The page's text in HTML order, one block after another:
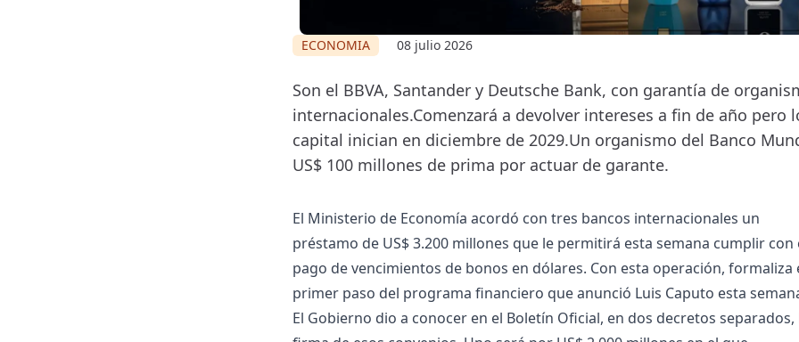
ECONOMIA 08 julio 2026
Son el BBVA, Santander y Deutsche Bank, con garantía de
internacionales.Comenzará a devolver intereses a fin de año pero
capital inician en diciembre de 2029.Un organismo del Banco
US$ 100 millones de prima por actuar de garante.
El Ministerio de Economía acordó con tres bancos internacionales un
préstamo de US$ 3.200 millones que le permitirá esta semana cumplir con
pago de vencimientos de bonos en dólares. Con esta operación, formaliza
primer paso del programa financiero que anunció Luis Caputo esta
El Gobierno dio a conocer en el Boletín Oficial, en dos decretos separados,